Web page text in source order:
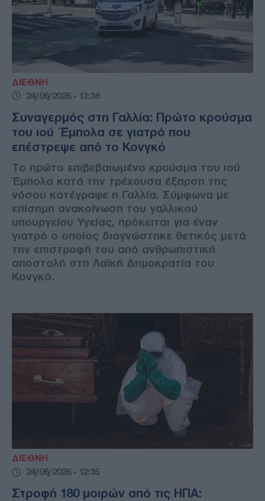
ΔΙΕΘΝΗ
24/06/2026 - 13:38
Συναγερμός στη Γαλλία: Πρώτο κρούσμα
του ιού Έμπολα σε γιατρό που
επέστρεψε από το Κονγκό
Το πρώτο επιβεβαιωμένο κρούσμα του ιού
Έμπολα κατά την τρέχουσα έξαρση της
νόσου κατέγραψε η Γαλλία. Σύμφωνα με
επίσημη ανακοίνωση του γαλλικού
υπουργείου Υγείας, πρόκειται για έναν
γιατρό ο οποίος διαγνώστηκε θετικός μετά
την επιστροφή του από ανθρωπιστική
αποστολή στη Λαϊκή Δημοκρατία του
Κονγκό.
ΔΙΕΘΝΗ
24/06/2026 - 12:35
Στροφή 180 μοιρών από τις ΗΠΑ: